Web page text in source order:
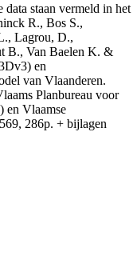
data staan vermeld in het
R., Bos S.,
Lagrou, D.,
B., Van Baelen K. &
en
van Vlaanderen.
Planbureau voor
en Vlaamse
286p. + bijlagen